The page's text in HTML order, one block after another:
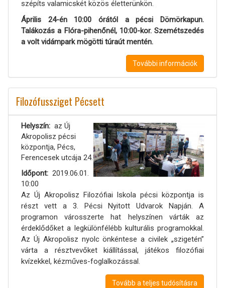
szépíts valamicskét közös életterünkön.
Április 24-én 10:00 órától a pécsi Dömörkapun.
Talákozás a Flóra-pihenőnél, 10:00-kor. Szemétszedés
a volt vidámpark mögötti túraút mentén.
További információk
Filozófussziget Pécsett
Helyszín
az Új
Akropolisz pécsi
központja, Pécs,
Ferencesek utcája 24.
Időpont
2019.06.01.
10:00
Az Új Akropolisz Filozófiai Iskola pécsi központja is
részt vett a 3. Pécsi Nyitott Udvarok Napján. A
programon városszerte hat helyszínen várták az
érdeklődőket a legkülönfélébb kulturális programokkal.
Az Új Akropolisz nyolc önkéntese a civilek „szigetén”
várta a résztvevőket kiállítással, játékos filozófiai
kvízekkel, kézműves-foglalkozással.
Tovább a teljes tudósításra